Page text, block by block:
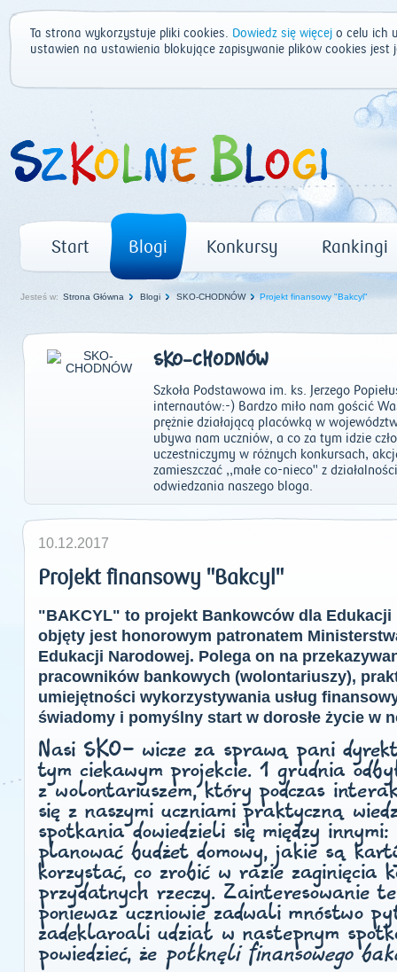
Ta strona wykorzystuje pliki cookies. Dowiedz się więcej o celu ich
ustawień na ustawienia blokujące zapisywanie plików cookies
Start Blogi Konkursy Rankingi
Jesteś w: Strona Główna Blogi SKO-CHODNÓW Projekt finansowy "Bakcyl"
SKO-CHODNÓW
Szkoła Podstawowa im. ks. Jerzego
internautów:-) Bardzo miło nam gościć
prężnie działającą placówką w
ubywa nam uczniów, a co za tym idzie
uczestniczymy w różnych konkursach,
zamieszczać ,,małe co-nieco" z
odwiedzania naszego bloga.
10.12.2017
Projekt finansowy "Bakcyl"
"BAKCYL" to projekt Bankowców dla Edukacji
objęty jest honorowym patronatem
Edukacji Narodowej. Polega on na
pracowników bankowych (wolontariuszy),
umiejętności wykorzystywania usług
świadomy i pomyślny start w dorosłe życie w
Nasi SKO- wicze za sprawą pani
tym ciekawym projekcie. 1 grudnia
z wolontariuszem, który podczas
się z naszymi uczniami praktyczną
spotkania dowiedzieli się między
planować budżet domowy, jakie są
korzystać, co zrobić w razie zaginięcia
przydatnych rzeczy. Zainteresowanie
poniewaz uczniowie zadwali mnóstwo
zadeklaroali udział w nastepnym
powiedzieć, że połknęli finansowego